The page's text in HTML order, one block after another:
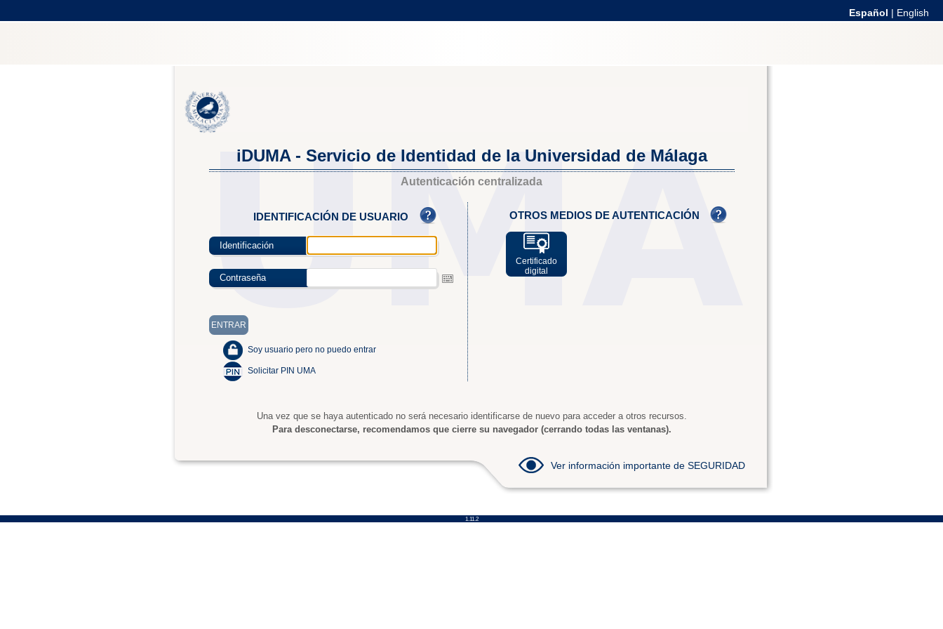
Español | English
iDUMA - Servicio de Identidad de la Universidad de Málaga
Autenticación centralizada
IDENTIFICACIÓN DE USUARIO
Identificación
Contraseña
Soy usuario pero no puedo entrar
Solicitar PIN UMA
OTROS MEDIOS DE AUTENTICACIÓN
Certificado
digital
Una vez que se haya autenticado no será necesario identificarse de nuevo para acceder a otros recursos.
Para desconectarse, recomendamos que cierre su navegador (cerrando todas las ventanas).
Ver información importante de SEGURIDAD
1.11.2